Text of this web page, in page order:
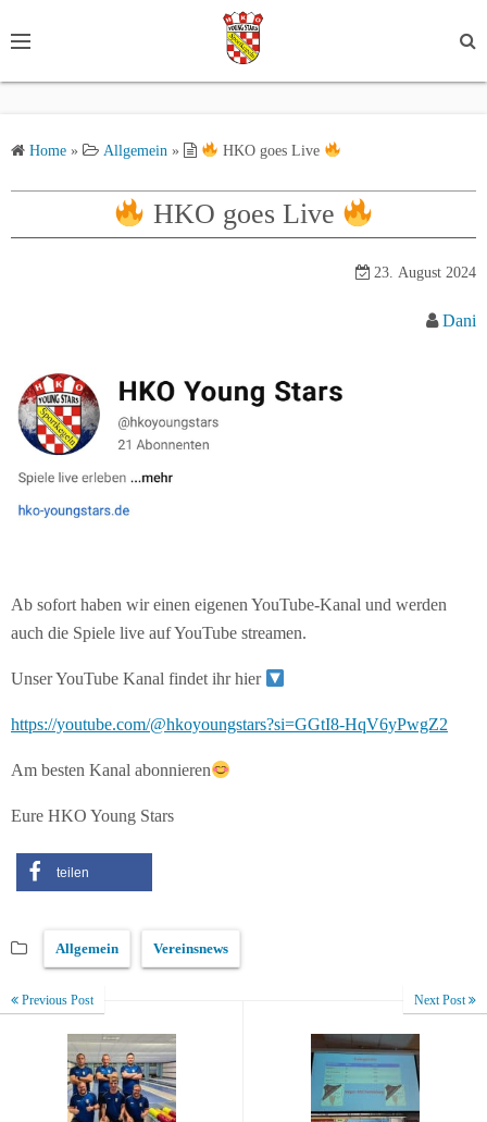
Home » Allgemein » HKO goes Live
HKO goes Live
23. August 2024
Dani
Ab sofort haben wir einen eigenen YouTube-Kanal und werden
auch die Spiele live auf YouTube streamen.
Unser YouTube Kanal findet ihr hier
https://youtube.com/@hkoyoungstars?si=GGtI8-HqV6yPwgZ2
Am besten Kanal abonnieren
Eure HKO Young Stars
teilen
Allgemein Vereinsnews
Previous Post Next Post